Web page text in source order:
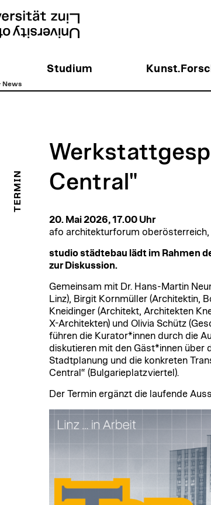
Studium
News
TERMIN
Central"
20. Mai 2026, 17.00 Uhr
afo architekturforum
studio städtebau lädt im Rahmen
zur Diskussion.
Gemeinsam mit Dr. Hans-Martin
Linz), Birgit Kornmüller (Architektin,
Kneidinger (Architekt, Architekten
X-Architekten) und Olivia Schütz
führen die Kurator*innen durch die
diskutieren mit den Gäst*innen über
Stadtplanung und die konkreten
Central“ (Bulgarieplatzviertel).
Der Termin ergänzt die laufende